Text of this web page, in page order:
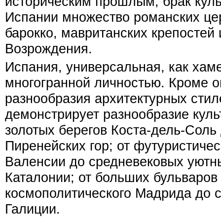
Испании множество романских
барокко, мавританских
Возрождения.
Испания, универсальная, как
многогранной личностью. Кроме
разнообразия архитектурных
демонстрирует разнообразие
золотых берегов Коста-дель-
Пиренейских гор; от
Валенсии до средневековых
Каталонии; от больших бульваров
космополитического Мадрида до
Галиции.